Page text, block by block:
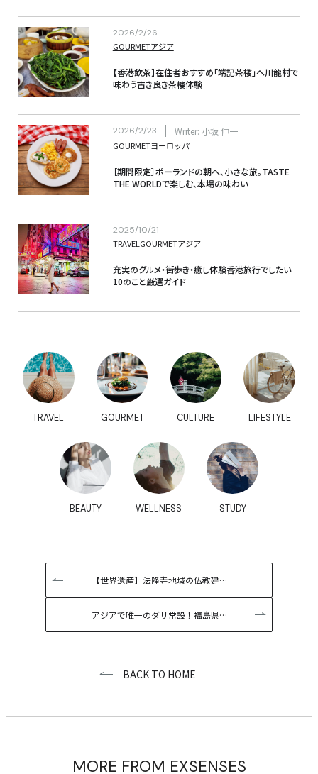
2026/2/26
GOURMETアジア
【香港飲茶】在住者おすすめ「端記茶楼」へ川龍村で
味わう古き良き茶樓体験
2026/2/23 Writer: 小坂 伸一
GOURMETヨーロッパ
［期間限定］ポーランドの朝へ、小さな旅。TASTE
THE WORLDで楽しむ、本場の味わい
2025/10/21
TRAVELGOURMETアジア
充実のグルメ・街歩き・癒し体験香港旅行でしたい
10のこと厳選ガイド
TRAVEL GOURMET CULTURE LIFESTYLE
BEAUTY WELLNESS STUDY
【世界遺産】法隆寺地域の仏教建…
アジアで唯一のダリ常設！福島県…
BACK TO HOME
MORE FROM EXSENSES